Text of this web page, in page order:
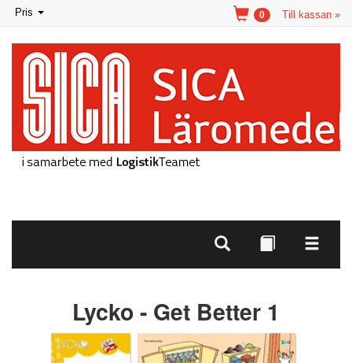
Toggle
navigation
Pris Till kassan »
0
Lycko - Get Better 1